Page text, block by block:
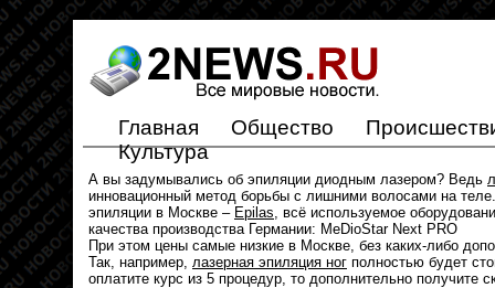
Главная Общество
Культура
А вы задумывались об эпиляции диодным лазером? Ведь
инновационный метод борьбы с лишними волосами на
эпиляции в Москве – Epilas, всё используемое
качества производства Германии: MeDioStar Next PRO
При этом цены самые низкие в Москве, без каких-либо
Так, например, лазерная эпиляция ног полностью будет
оплатите курс из 5 процедур, то дополнительно получите